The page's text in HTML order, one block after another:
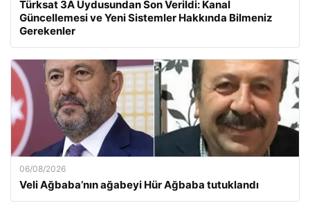
Türksat 3A Uydusundan Son Verildi: Kanal
Güncellemesi ve Yeni Sistemler Hakkında Bilmeniz
Gerekenler
06/08/2026
Veli Ağbaba’nın ağabeyi Hür Ağbaba tutuklandı